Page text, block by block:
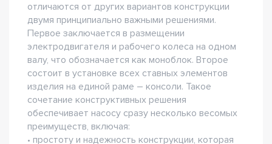
отличаются от других вариантов конструкции
двумя принципиально важными решениями.
Первое заключается в размещении
электродвигателя и рабочего колеса на одном
валу, что обозначается как моноблок. Второе
состоит в установке всех ставных элементов
изделия на единой раме – консоли. Такое
сочетание конструктивных решения
обеспечивает насосу сразу несколько весомых
преимуществ, включая:
• простоту и надежность конструкции, которая